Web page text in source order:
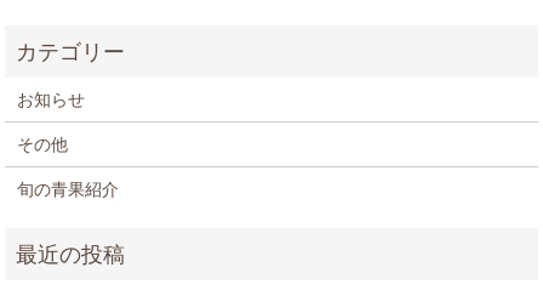
お知らせ
その他
旬の青果紹介